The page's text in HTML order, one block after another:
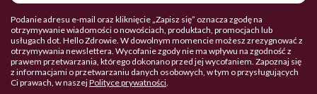
Podanie adresu e-mail oraz kliknięcie „Zapisz się” oznacza zgodę na
otrzymywanie wiadomości o nowościach, produktach, promocjach lub
usługach dot. Hello Zdrowie. W dowolnym momencie możesz zrezygnować z
otrzymywania newslettera. Wycofanie zgody nie ma wpływu na zgodność z
prawem przetwarzania, którego dokonano przed jej wycofaniem. Zapoznaj się
z informacjami o przetwarzaniu danych osobowych, w tym o przysługujących
Ci prawach, w naszejPolityce prywatności.